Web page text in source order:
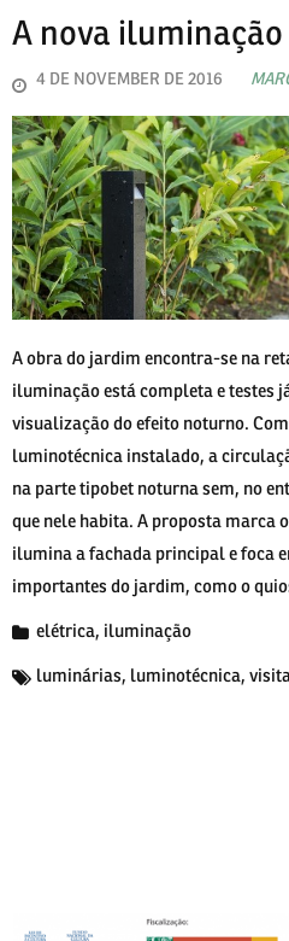
A nova iluminação
4 DE NOVEMBER DE 2016
A obra do jardim encontra-se na
iluminação está completa e testes
visualização do efeito noturno.
luminotécnica instalado, a
na parte tipobet noturna sem, no
que nele habita. A proposta marca
ilumina a fachada principal e foca
importantes do jardim, como o
elétrica, iluminação
luminárias, luminotécnica,